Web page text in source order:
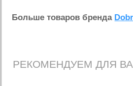
Больше товаров бренда
РЕКОМЕНДУЕМ ДЛЯ